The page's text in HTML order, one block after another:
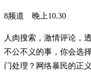
8频道 晚上10.30
人肉搜索，激情评论，
不公不义的事，你会选
门处理？网络暴民的正